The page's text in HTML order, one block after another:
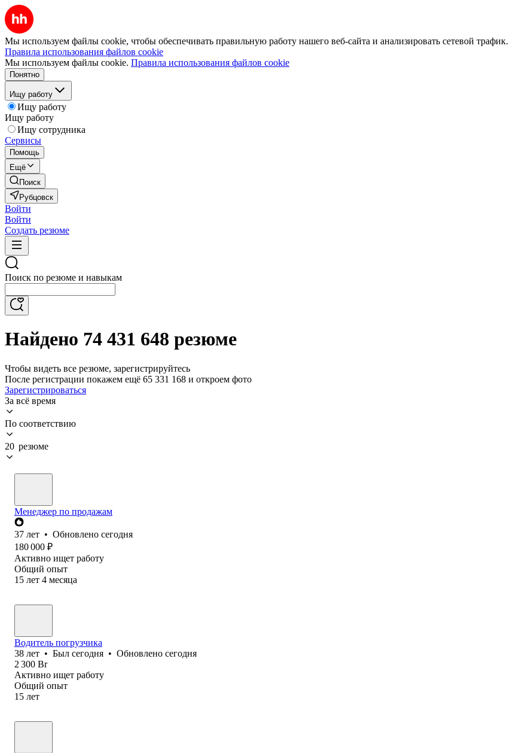
Мы используем файлы cookie, чтобы обеспечивать правильную работу нашего веб-сайта и анализировать сетевой трафик.
Правила использования файлов cookie
Мы используем файлы cookie. Правила использования файлов cookie
Понятно
Ищу работу
Ищу работу
Ищу работу
Ищу сотрудника
Сервисы
Помощь
Ещё
Поиск
Рубцовск
Войти
Войти
Создать резюме
Поиск по резюме и навыкам
Найдено 74 431 648 резюме
Чтобы видеть все резюме, зарегистрируйтесь
После регистрации покажем ещё 65 331 168 и откроем фото
Зарегистрироваться
За всё время
По соответствию
20 резюме
Менеджер по продажам
37 лет • Обновлено сегодня
180 000 ₽
Активно ищет работу
Общий опыт
15 лет 4 месяца
Водитель погрузчика
38 лет • Был сегодня • Обновлено сегодня
2 300 Br
Активно ищет работу
Общий опыт
15 лет